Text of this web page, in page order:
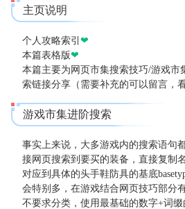
主页说明
个人攻略索引 ❤
本篇表格版❤
本篇主要为网页市集搜索技巧/游戏市
索链接分享（需要补充的可以留言，
游戏市集进阶搜索
事实上来说，大多游戏内的搜索语句
接网页搜索到要买的装备，直接复制
对应到具体的头手鞋防具的基底
会特别多，在游戏结合网页技巧部分
不要求分类，使用最基础的数字+词